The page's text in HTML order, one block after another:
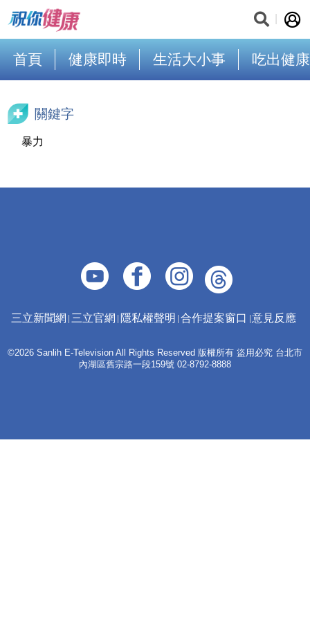
首頁 健康即時 生活大小事 吃出健康
關鍵字
暴力
三立新聞網 三立官網 隱私權聲明 合作提案窗口 意見反應
©2026 Sanlih E-Television All Rights Reserved 版權所有 盜用必究 台北市
內湖區舊宗路一段159號 02-8792-8888